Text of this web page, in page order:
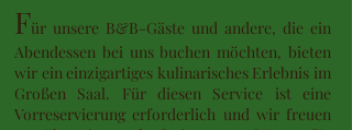
Für unsere B&B-Gäste und andere, die ein
Abendessen bei uns buchen möchten, bieten
wir ein einzigartiges kulinarisches Erlebnis im
Großen Saal. Für diesen Service ist eine
Vorreservierung erforderlich und wir freuen